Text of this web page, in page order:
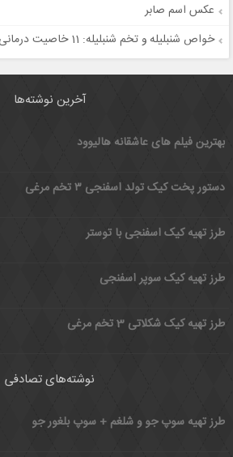
عکس اسم صابر
خواص شنبلیله و تخم شنبلیله: 11 خاصیت درمانی
آخرین نوشته‌ها
بهترین فیلم های عاشقانه هالیوود
دستور پخت کیک تولد اسفنجی ۳ تخم مرغی
طرز تهیه کیک اسفنجی با توستر
طرز تهیه کیک سوپر اسفنجی
طرز تهیه کیک شکلاتی 3 تخم مرغی
نوشته‌های تصادفی
طرز تهیه سوپ جو و شلغم + سوپ بلغور جو